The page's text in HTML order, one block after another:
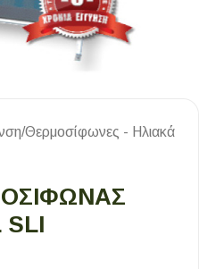
/Θερμοσίφωνες - Ηλιακά
SLI